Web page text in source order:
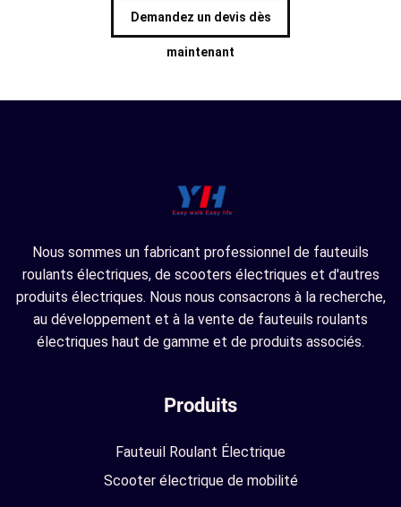
Demandez un devis dès
maintenant
Nous sommes un fabricant professionnel de fauteuils
roulants électriques, de scooters électriques et d'autres
produits électriques. Nous nous consacrons à la recherche,
au développement et à la vente de fauteuils roulants
électriques haut de gamme et de produits associés.
Produits
Fauteuil Roulant Électrique
Scooter électrique de mobilité